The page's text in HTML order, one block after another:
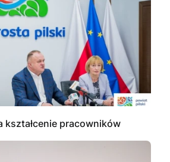
kształcenie pracowników